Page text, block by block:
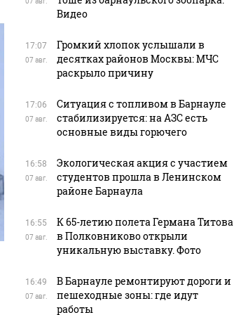
Видео
17:07
07 авг.
Громкий хлопок услышали в
десятках районов Москвы: МЧС
раскрыло причину
17:06
07 авг.
Ситуация с топливом в Барнауле
стабилизируется: на АЗС есть
основные виды горючего
16:58
07 авг.
Экологическая акция с участием
студентов прошла в Ленинском
районе Барнаула
16:55
07 авг.
К 65-летию полета Германа Титова
в Полковниково открыли
уникальную выставку. Фото
16:49
07 авг.
В Барнауле ремонтируют дороги и
пешеходные зоны: где идут
работы